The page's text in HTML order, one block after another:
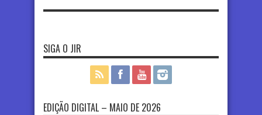
SIGA O JIR
EDIÇÃO DIGITAL – MAIO DE 2026